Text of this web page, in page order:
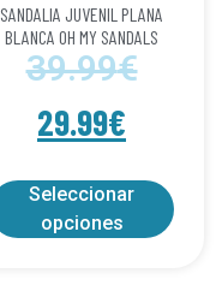
SANDALIA JUVENIL PLANA
BLANCA OH MY SANDALS
39.99€
29.99€
Seleccionar
opciones